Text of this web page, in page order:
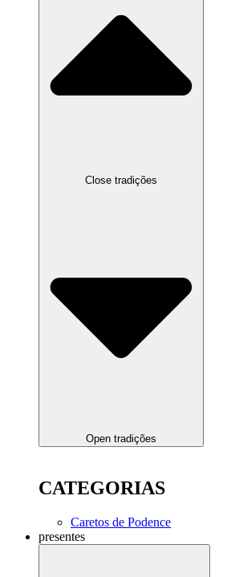
Close tradições
Open tradições
CATEGORIAS
Caretos de Podence
presentes